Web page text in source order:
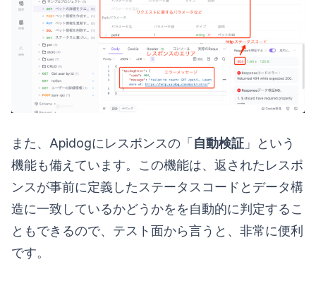
また、Apidogにレスポンスの「自動検証 」という
機能も備えています。この機能は、返されたレスポ
ンスが事前に定義したステータスコードとデータ構
造に一致しているかどうかをを自動的に判定するこ
ともできるので、テスト面から言うと、非常に便利
です。